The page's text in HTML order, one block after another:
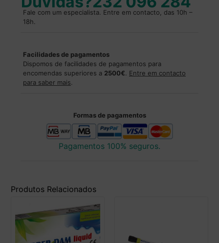
Fale com um especialista. Entre em contacto, das 10h –
18h.
Facilidades de pagamentos
Dispomos de facilidades de pagamentos para
encomendas superiores a 2500€. Entre em contacto
para saber mais.
Formas de pagamentos
Pagamentos 100% seguros.
Produtos Relacionados